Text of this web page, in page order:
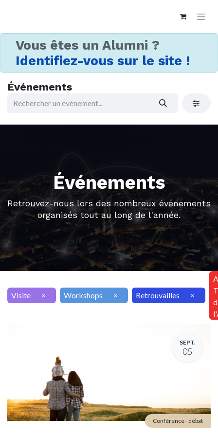
Vous êtes un Alumni ?
Identifiez-vous sur le site !
Événements
Événements
Retrouvez-nous lors des nombreux événements
organisés tout au long de l'année.
Visite × Workshops × Retrouvailles ×
SEPT.
05
Conférence - débat